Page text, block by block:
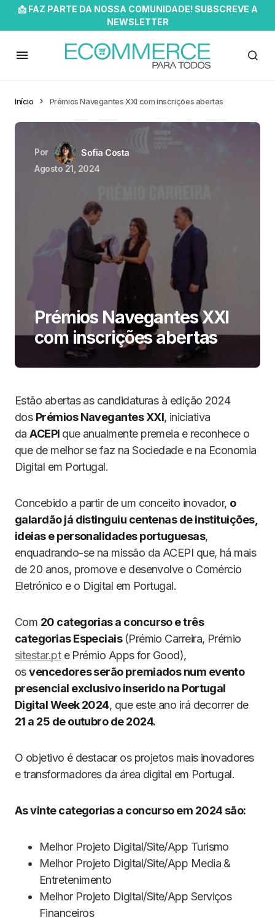
📩 FAZ PARTE DA NOSSA COMUNIDADE! SUBSCREVE A
NEWSLETTER
Início Prémios Navegantes XXI com inscrições abertas
Por
Sofia Costa
Agosto 21, 2024
Prémios Navegantes XXI
com inscrições abertas
Estão abertas as candidaturas à edição 2024
dos Prémios Navegantes XXI, iniciativa
daACEPI que anualmente premeia e reconhece o
que de melhor se faz na Sociedade e na Economia
Digital em Portugal.
Concebido a partir de um conceito inovador, o
galardão já distinguiu centenas de instituições,
ideias e personalidades portuguesas,
enquadrando-se na missão da ACEPI que, há mais
de 20 anos, promove e desenvolve o Comércio
Eletrónico e o Digital em Portugal.
Com 20 categorias a concurso e três
categorias Especiais (Prémio Carreira, Prémio
sitestar.pte Prémio Apps for Good),
osvencedores serão premiados num evento
presencial exclusivo inserido na Portugal
Digital Week 2024, que este ano irá decorrer de
21 a 25 de outubro de 2024.
O objetivo é destacar os projetos mais inovadores
e transformadores da área digital em Portugal.
As vinte categorias a concurso em 2024 são:
Melhor Projeto Digital/Site/App Turismo
Melhor Projeto Digital/Site/App Media &
Entretenimento
Melhor Projeto Digital/Site/App Serviços
Financeiros